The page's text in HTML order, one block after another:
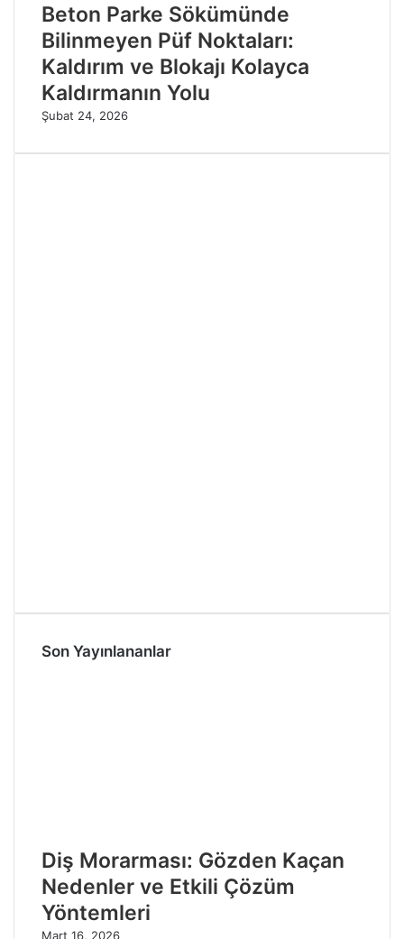
Beton Parke Sökümünde
Bilinmeyen Püf Noktaları:
Kaldırım ve Blokajı Kolayca
Kaldırmanın Yolu
Şubat 24, 2026
Son Yayınlananlar
Diş Morarması: Gözden Kaçan
Nedenler ve Etkili Çözüm
Yöntemleri
Mart 16, 2026